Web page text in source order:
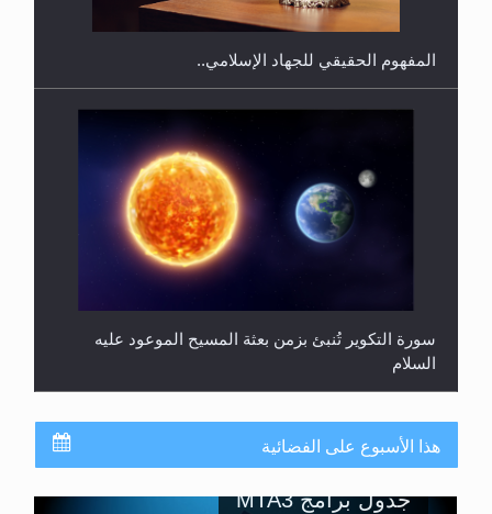
المفهوم الحقيقي للجهاد الإسلامي..
سورة التكوير تُنبئ بزمن بعثة المسيح الموعود عليه
السلام
هذا الأسبوع على الفضائية
جدول برامج MTA3